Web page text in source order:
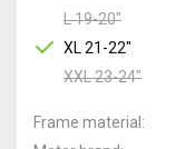
L 19-20"
XL 21-22"
XXL 23-24"
Frame material